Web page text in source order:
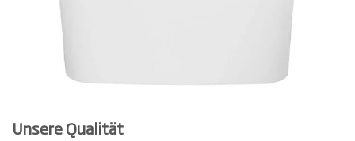
Unsere Qualität